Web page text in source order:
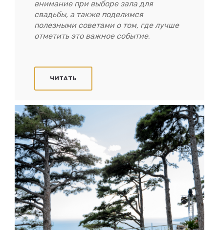
внимание при выборе зала для
свадьбы, а также поделимся
полезными советами о том, где лучше
отметить это важное событие.
ЧИТАТЬ